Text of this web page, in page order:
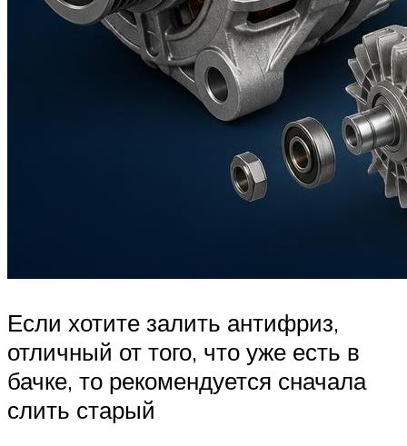
Если хотите залить антифриз,
отличный от того, что уже есть в
бачке, то рекомендуется сначала
слить старый